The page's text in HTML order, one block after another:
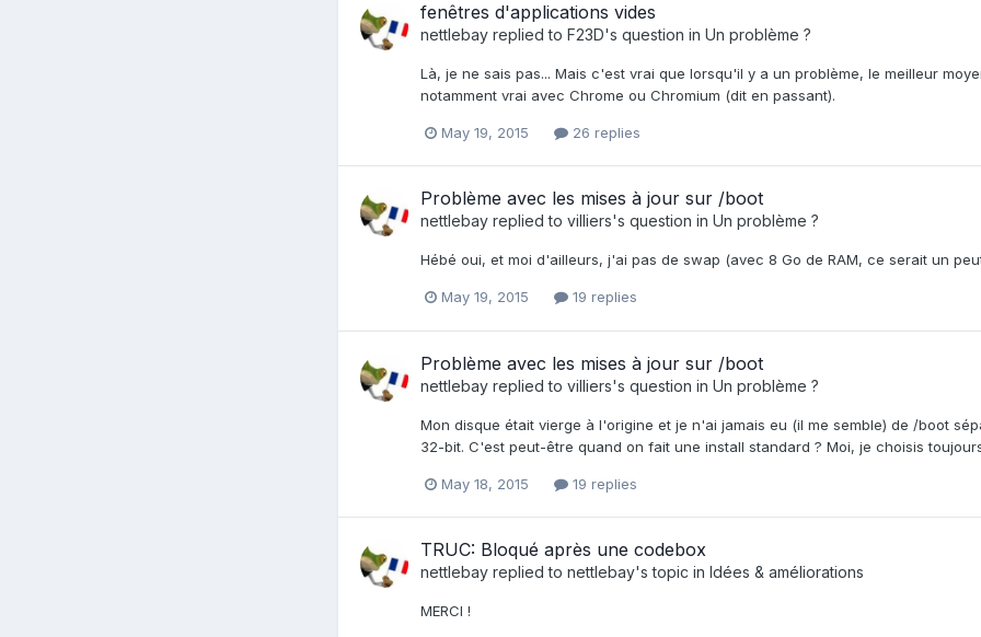
fenêtres d'applications vides
nettlebay replied to F23D's question in Un problème ?
Là, je ne sais pas... Mais c'est vrai que lorsqu'il y a un problème, le meilleur
notamment vrai avec Chrome ou Chromium (dit en passant).
May 19, 2015 26 replies
Problème avec les mises à jour sur /boot
nettlebay replied to villiers's question in Un problème ?
Hébé oui, et moi d'ailleurs, j'ai pas de swap (avec 8 Go de RAM, ce serait un
May 19, 2015 19 replies
Problème avec les mises à jour sur /boot
nettlebay replied to villiers's question in Un problème ?
Mon disque était vierge à l'origine et je n'ai jamais eu (il me semble) de /boot
32-bit. C'est peut-être quand on fait une install standard ? Moi, je choisis
May 18, 2015 19 replies
TRUC: Bloqué après une codebox
nettlebay replied to nettlebay's topic in Idées & améliorations
MERCI !